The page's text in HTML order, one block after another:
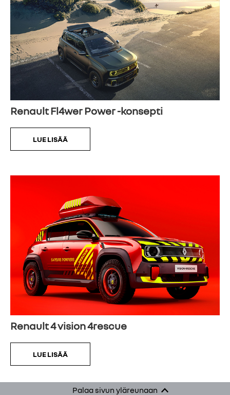
Renault Fl4wer Power -konsepti
LUE LISÄÄ
Renault 4 vision 4rescue
LUE LISÄÄ
Palaa sivun yläreunaan